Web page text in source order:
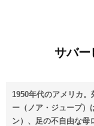
サバー
1950年代のアメリカ
ー（ノア・ジュープ）
ン）、足の不自由な母